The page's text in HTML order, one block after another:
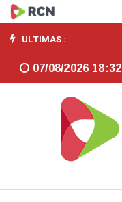
Artigos
ULTIMAS :
07/08/2026 18:32